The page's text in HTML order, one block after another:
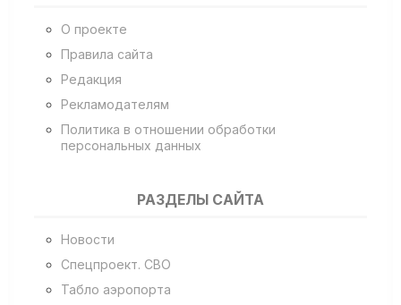
О проекте
Правила сайта
Редакция
Рекламодателям
Политика в отношении обработки
персональных данных
РАЗДЕЛЫ САЙТА
Новости
Спецпроект. СВО
Табло аэропорта